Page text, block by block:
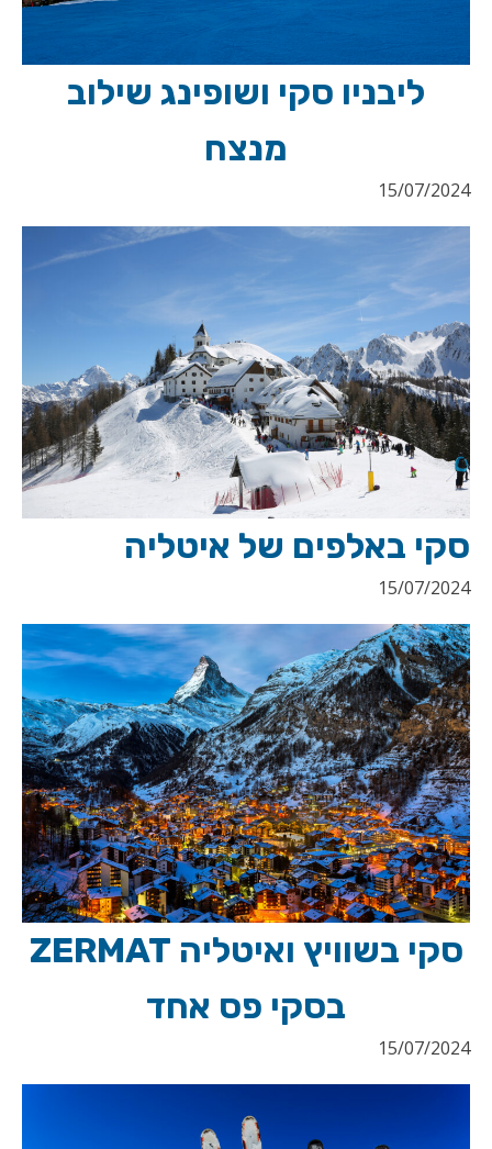
ליבניו סקי ושופינג שילוב
מנצח
15/07/2024
סקי באלפים של איטליה
15/07/2024
סקי בשוויץ ואיטליה ZERMAT
בסקי פס אחד
15/07/2024